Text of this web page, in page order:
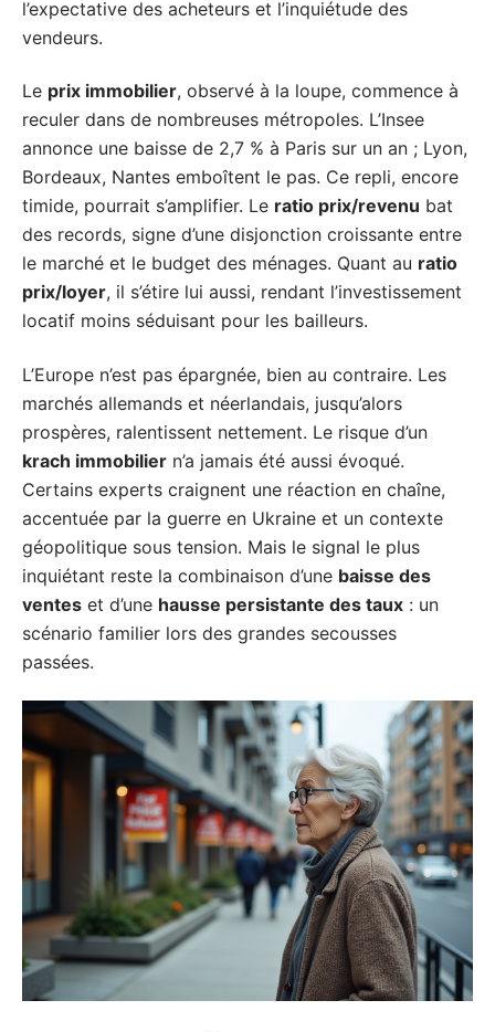
l’expectative des acheteurs et l’inquiétude des
vendeurs.
Le prix immobilier, observé à la loupe, commence à
reculer dans de nombreuses métropoles. L’Insee
annonce une baisse de 2,7 % à Paris sur un an ; Lyon,
Bordeaux, Nantes emboîtent le pas. Ce repli, encore
timide, pourrait s’amplifier. Le ratio prix/revenu bat
des records, signe d’une disjonction croissante entre
le marché et le budget des ménages. Quant au ratio
prix/loyer, il s’étire lui aussi, rendant l’investissement
locatif moins séduisant pour les bailleurs.
L’Europe n’est pas épargnée, bien au contraire. Les
marchés allemands et néerlandais, jusqu’alors
prospères, ralentissent nettement. Le risque d’un
krach immobilier n’a jamais été aussi évoqué.
Certains experts craignent une réaction en chaîne,
accentuée par la guerre en Ukraine et un contexte
géopolitique sous tension. Mais le signal le plus
inquiétant reste la combinaison d’une baisse des
ventes et d’une hausse persistante des taux : un
scénario familier lors des grandes secousses
passées.